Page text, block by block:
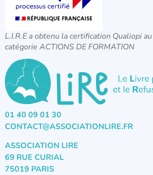
L.I.R.E a obtenu la certification Qualiopi
catégorie ACTIONS DE FORMATION
01 40 09 01 30
CONTACT@ASSOCIATIONLIRE.FR
ASSOCIATION LIRE
69 RUE CURIAL
75019 PARIS